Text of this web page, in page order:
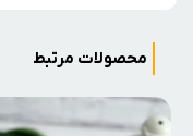
محصولات مرتبط